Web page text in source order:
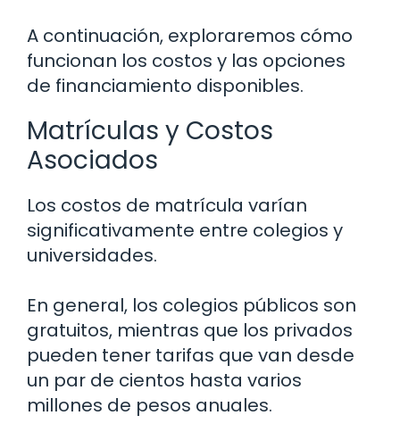
A continuación, exploraremos cómo
funcionan los costos y las opciones
de financiamiento disponibles.
Matrículas y Costos
Asociados
Los costos de matrícula varían
significativamente entre colegios y
universidades.
En general, los colegios públicos son
gratuitos, mientras que los privados
pueden tener tarifas que van desde
un par de cientos hasta varios
millones de pesos anuales.